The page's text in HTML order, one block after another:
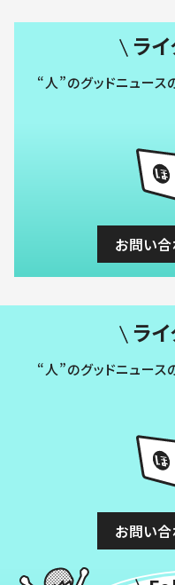
ラ
“人”のグッドニュース
お問い
ラ
“人”のグッドニュース
お問い